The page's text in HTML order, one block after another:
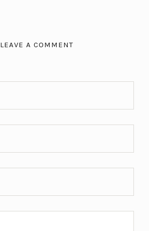
LEAVE A COMMENT